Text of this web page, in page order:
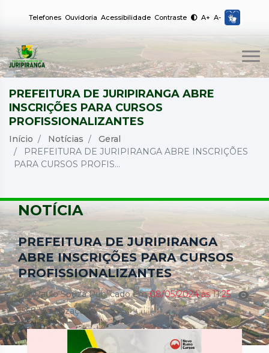
Telefones Ouvidoria Acessibilidade Contraste A+ A-
PREFEITURA DE JURIPIRANGA ABRE
INSCRIÇÕES PARA CURSOS
PROFISSIONALIZANTES
Início Notícias
Geral
PREFEITURA DE JURIPIRANGA ABRE INSCRIÇÕES
PARA CURSOS PROFIS...
NOTÍCIA
PREFEITURA DE JURIPIRANGA
ABRE INSCRIÇÕES PARA CURSOS
PROFISSIONALIZANTES
por Paulo Souza Publicado em08/05/2024 às 11:25
1568 Visualizações